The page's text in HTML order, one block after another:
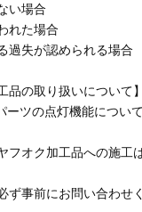
い場合
れた場合
過失が認められる場合
品の取り扱いについて】
ーツの点灯機能につい
フオク加工品への施工
ず事前にお問い合わせ